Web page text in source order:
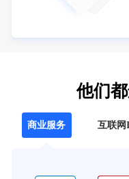
他们
商业服务 互联网